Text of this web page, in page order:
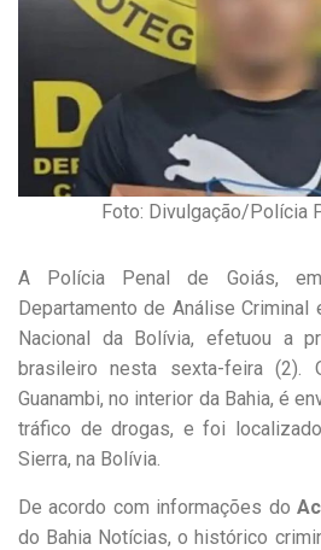
Foto: Divulgação/Polícia
A Polícia Penal de Goiás,
Departamento de Análise
Nacional da Bolívia, efetuou a
brasileiro nesta sexta-feira (2).
Guanambi, no interior da Bahia, é
tráfico de drogas, e foi
Sierra, na Bolívia.
De acordo com informações do
do Bahia Notícias, o histórico